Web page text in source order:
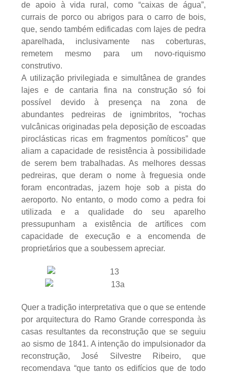
de apoio à vida rural, como “caixas de água”,
currais de porco ou abrigos para o carro de bois,
que, sendo também edificadas com lajes de pedra
aparelhada, inclusivamente nas coberturas,
remetem mesmo para um novo-riquismo
construtivo.
A utilização privilegiada e simultânea de grandes
lajes e de cantaria fina na construção só foi
possível devido à presença na zona de
abundantes pedreiras de ignimbritos, “rochas
vulcânicas originadas pela deposição de escoadas
piroclásticas ricas em fragmentos pomíticos” que
aliam a capacidade de resistência à possibilidade
de serem bem trabalhadas. As melhores dessas
pedreiras, que deram o nome à freguesia onde
foram encontradas, jazem hoje sob a pista do
aeroporto. No entanto, o modo como a pedra foi
utilizada e a qualidade do seu aparelho
pressupunham a existência de artífices com
capacidade de execução e a encomenda de
proprietários que a soubessem apreciar.
Quer a tradição interpretativa que o que se entende
por arquitectura do Ramo Grande corresponda às
casas resultantes da reconstrução que se seguiu
ao sismo de 1841. A intenção do impulsionador da
reconstrução, José Silvestre Ribeiro, que
recomendava “que tanto os edifícios que de todo